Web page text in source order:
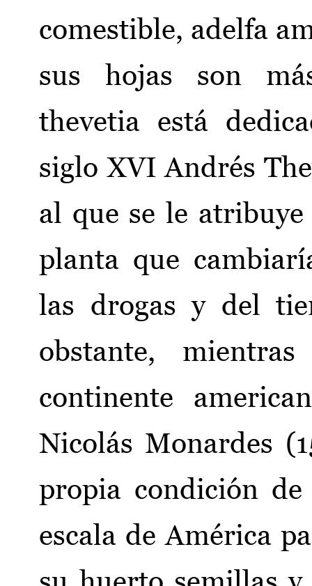
comestible, adelfa
sus hojas son
thevetia está
siglo XVI Andrés
al que se le
planta que
las drogas y del
obstante,
continente
Nicolás Monardes
propia condición
escala de América